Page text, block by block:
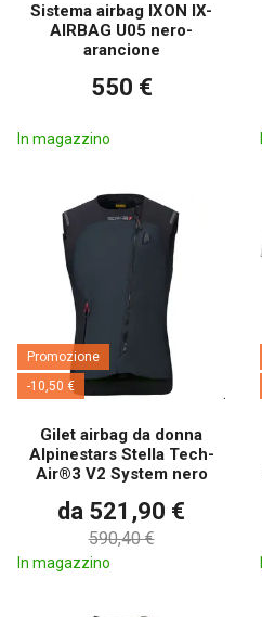
Sistema airbag IXON IX-
AIRBAG U05 nero-
arancione
550 €
In magazzino
Promozione
-10,50 €
Gilet airbag da donna
Alpinestars Stella Tech-
Air®3 V2 System nero
da 521,90 €
590,40 €
In magazzino